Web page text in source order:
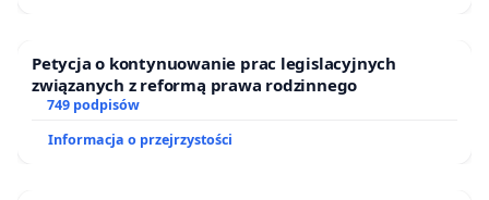
Petycja o kontynuowanie prac legislacyjnych
związanych z reformą prawa rodzinnego
749 podpisów
Informacja o przejrzystości